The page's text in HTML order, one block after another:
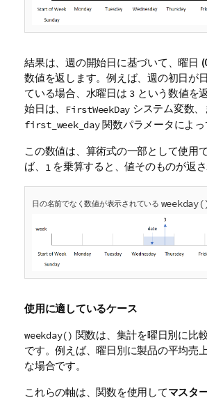
結果は、週の開始日に基づいて、曜日
数値を返します。例えば、週の初日が
ている場合、水曜日は 3 という数値を
始日は、 FirstWeekDay システム変数
first_week_day関数パラメータによっ
この数値は、算術式の一部として使用
ば、
1 を乗算すると、値そのものが返さ
日の名前でなく数値が表示されている
使用に適しているケース
weekday() 関数は、集計を曜日別に比
です。例えば、曜日別に製品の平均売
な場合です。
これらの軸は、関数を使用してマスタ